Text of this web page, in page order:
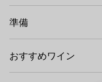
準備
おすすめワイン